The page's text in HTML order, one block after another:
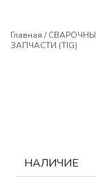
Главная
ЗАПЧАСТИ (TIG)
НАЛИЧИЕ